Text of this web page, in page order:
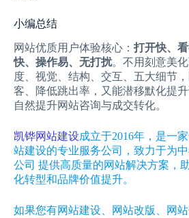
小编总结
网站优质用户体验核心： 打开快、
快、操作易、无打扰。不用刻意美
度、视觉、结构、交互、五大细节
客、降低跳出率，又能潜移默化提升
自然提升网站咨询与成交转化。
凯铧网站建设成立于2016年，是一
站建设的专业服务公司，致力于为
公司 提供高质量的网站解决方案，
化转型和品牌价值提升。
如果您有网站建设、网站改版、网